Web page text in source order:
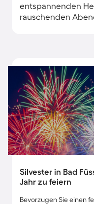
entspannenden
rauschenden
Silvester in Bad
Jahr zu feiern
Bevorzugen Sie einen